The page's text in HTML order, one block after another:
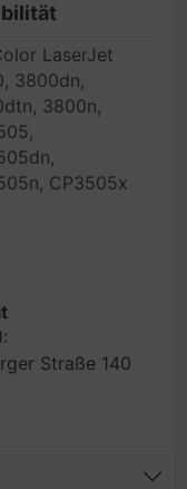
LaserJet
3800dn,
3800n,
CP3505x
Straße 140